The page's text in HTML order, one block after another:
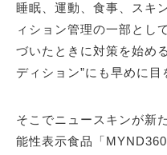
睡眠、運動、食事、スキ
ィション管理の一部とし
づいたときに対策を始め
ディション”にも早めに
そこでニュースキンが新
能性表示食品「